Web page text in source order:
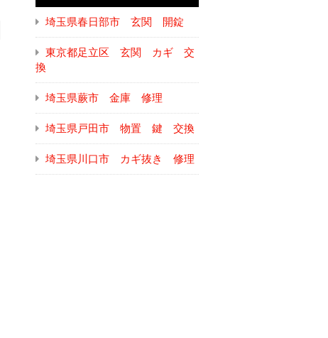
埼玉県春日部市 玄関 開錠
東京都足立区 玄関 カギ 交
換
埼玉県蕨市 金庫 修理
埼玉県戸田市 物置 鍵 交換
埼玉県川口市 カギ抜き 修理